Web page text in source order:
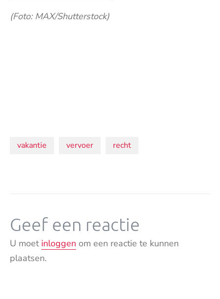
(Foto: MAX/Shutterstock)
Onderwerpen:
vakantie vervoer recht
Geef een reactie
U moet inloggen om een reactie te kunnen
plaatsen.